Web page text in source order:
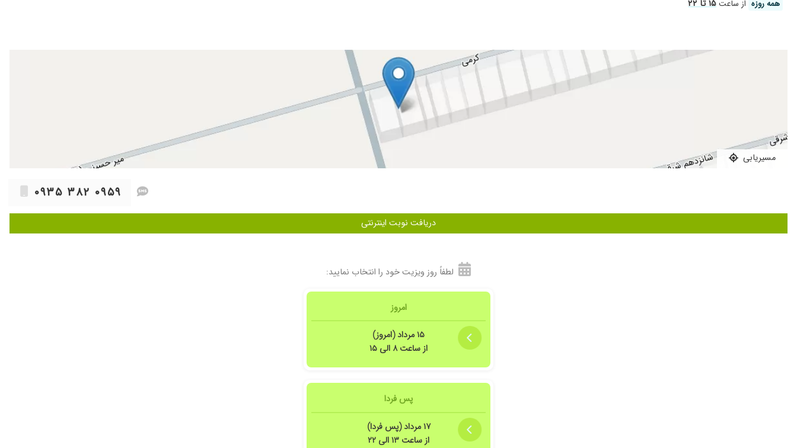
خیلی از کار آقای دکتر راضی بودم ، هم دندون پرکردم ، هم عصب کشی انجام دادم و هم کشیدن
قالب گیری دیجیتال برای روکش ایمپلنتم انجام دادم بسیار راضی بودم و همه چی عالی بود
بسیار خوش برخورد و کاملا مسلط بسیار از کار آقای دکتر راضی هستم من کامپوزیت کردم خط لبخندم رو
سلام. من چندین ساله بیمار دکتر رومزی عزیز هستم. بسیار محترم و خوشرو و صبور و کارشون هم عالیه. من خدمتشون ایمپلنت و عصب کشی و روکش و ... انجام دادم. درجه یک هستن. باتشکر
همه روزه از ساعت۱۵ تا ۲۲
مسیریابی
۰۹۳۵ ۳۸۲ ۰۹۵۹
دریافت نوبت اینترنتی
لطفاً روز ویزیت خود را انتخاب نمایید:
امروز
۱۵ مرداد (امروز)
از ساعت ۸ الی ۱۵
پس فردا
۱۷ مرداد (پس فردا)
از ساعت ۱۳ الی ۲۲